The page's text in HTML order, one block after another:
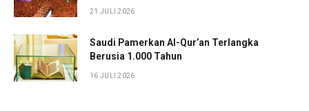
21 JULI 2026
Saudi Pamerkan Al-Qur’an Terlangka
Berusia 1.000 Tahun
16 JULI 2026